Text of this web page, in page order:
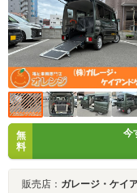
無
料
今
販売店： ガレージ・ケイ